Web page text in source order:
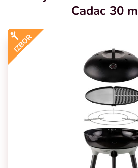
Cadac 30